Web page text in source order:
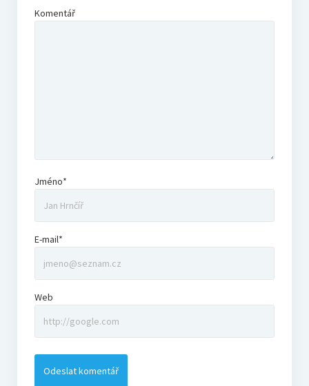
Komentář
Jméno*
E-mail*
Web